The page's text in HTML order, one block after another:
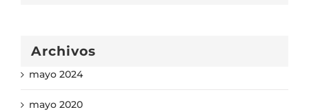
Archivos
mayo 2024
mayo 2020